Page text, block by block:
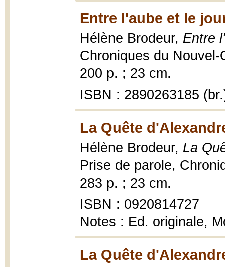
Entre l'aube et le
Hélène Brodeur, Entre
Chroniques du
200 p. ; 23 cm.
ISBN : 2890263185
La Quête
Hélène Brodeur, La
Prise de parole,
283 p. ; 23 cm.
ISBN : 0920814727
Notes : Ed. originale,
La Quête